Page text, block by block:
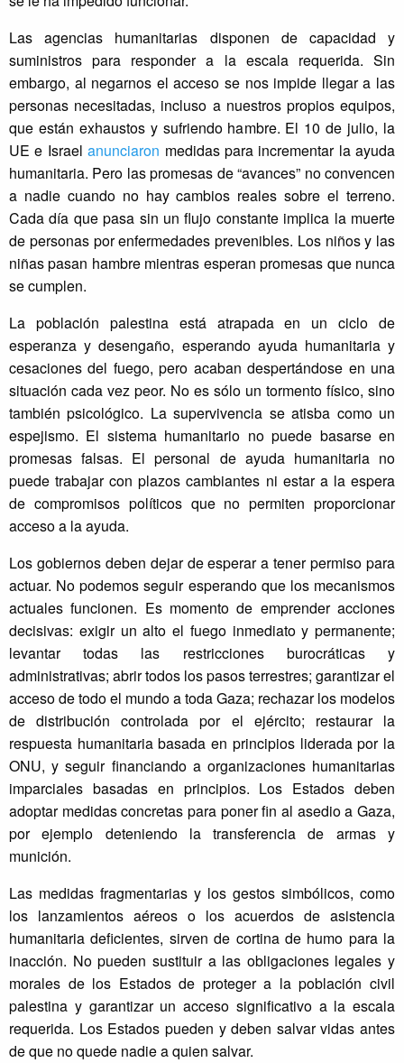
Las agencias humanitarias disponen de capacidad y
suministros para responder a la escala requerida. Sin
embargo, al negarnos el acceso se nos impide llegar a las
personas necesitadas, incluso a nuestros propios equipos,
que están exhaustos y sufriendo hambre. El 10 de julio, la
UE e Israelanunciaron medidas para incrementar la ayuda
humanitaria. Pero las promesas de “avances” no convencen
a nadie cuando no hay cambios reales sobre el terreno.
Cada día que pasa sin un flujo constante implica la muerte
de personas por enfermedades prevenibles. Los niños y las
niñas pasan hambre mientras esperan promesas que nunca
se cumplen.
La población palestina está atrapada en un ciclo de
esperanza y desengaño, esperando ayuda humanitaria y
cesaciones del fuego, pero acaban despertándose en una
situación cada vez peor. No es sólo un tormento físico, sino
también psicológico. La supervivencia se atisba como un
espejismo. El sistema humanitario no puede basarse en
promesas falsas. El personal de ayuda humanitaria no
puede trabajar con plazos cambiantes ni estar a la espera
de compromisos políticos que no permiten proporcionar
acceso a la ayuda.
Los gobiernos deben dejar de esperar a tener permiso para
actuar. No podemos seguir esperando que los mecanismos
actuales funcionen. Es momento de emprender acciones
decisivas: exigir un alto el fuego inmediato y permanente;
levantar todas las restricciones burocráticas y
administrativas; abrir todos los pasos terrestres; garantizar el
acceso de todo el mundo a toda Gaza; rechazar los modelos
de distribución controlada por el ejército; restaurar la
respuesta humanitaria basada en principios liderada por la
ONU, y seguir financiando a organizaciones humanitarias
imparciales basadas en principios. Los Estados deben
adoptar medidas concretas para poner fin al asedio a Gaza,
por ejemplo deteniendo la transferencia de armas y
munición.
Las medidas fragmentarias y los gestos simbólicos, como
los lanzamientos aéreos o los acuerdos de asistencia
humanitaria deficientes, sirven de cortina de humo para la
inacción. No pueden sustituir a las obligaciones legales y
morales de los Estados de proteger a la población civil
palestina y garantizar un acceso significativo a la escala
requerida. Los Estados pueden y deben salvar vidas antes
de que no quede nadie a quien salvar.